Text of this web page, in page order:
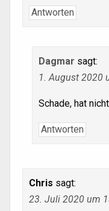
Antworten
Dagmar sagt:
1. August 2020
Schade, hat
Antworten
Chris sagt:
23. Juli 2020 um